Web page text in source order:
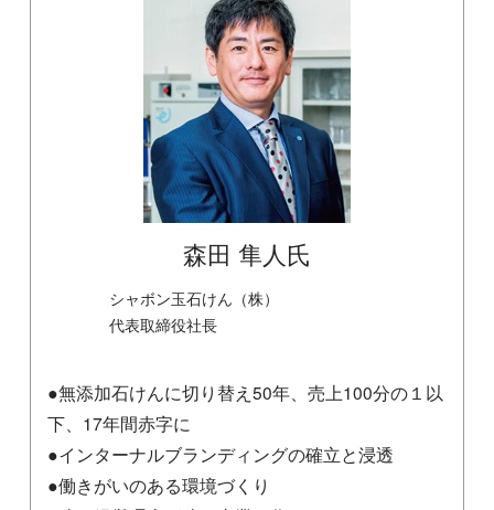
森田 隼人氏
シャボン玉石けん（株）
代表取締役社長
●無添加石けんに切り替え50年、売上100分の１以
下、17年間赤字に
●インターナルブランディングの確立と浸透
●働きがいのある環境づくり